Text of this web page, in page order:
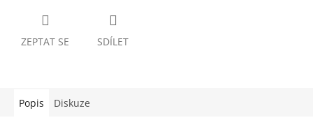
ZEPTAT SE SDÍLET
Popis Diskuze